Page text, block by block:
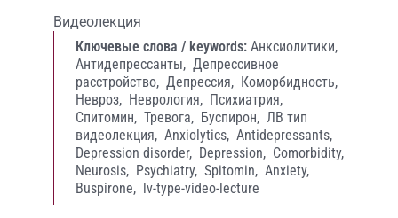
Видеолекция
Ключевые слова / keywords: Анксиолитики,
Антидепрессанты, Депрессивное
расстройство, Депрессия, Коморбидность,
Невроз, Неврология, Психиатрия,
Спитомин, Тревога, Буспирон, ЛВ тип
видеолекция, Anxiolytics, Antidepressants,
Depression disorder, Depression, Comorbidity,
Neurosis, Psychiatry, Spitomin, Anxiety,
Buspirone, lv-type-video-lecture